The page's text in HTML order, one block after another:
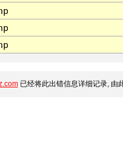
已经将此出错信息详细记录, 由